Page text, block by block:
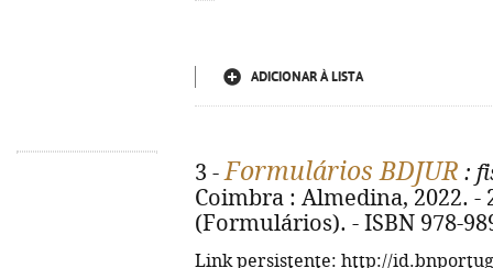
ADICIONAR À LISTA
3 -Formulários BDJUR :
Coimbra : Almedina, 2022. -
(Formulários). - ISBN 978-
Link persistente: http://